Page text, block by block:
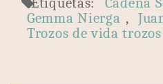
Gemma Nierga ,
Trozos de vida